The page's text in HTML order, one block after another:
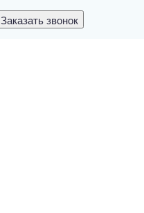
Заказать звонок